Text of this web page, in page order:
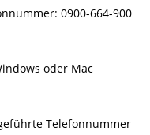
0900-664-900
oder Mac
Telefonnummer